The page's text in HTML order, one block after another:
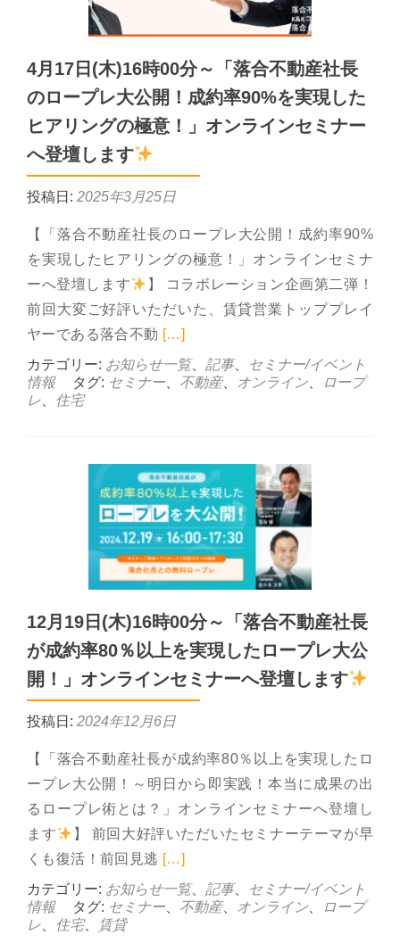
4月17日(木)16時00分～「落合不動産社長
のロープレ大公開！成約率90%を実現した
ヒアリングの極意！」オンラインセミナー
へ登壇します
投稿日: 2025年3月25日
【「落合不動産社長のロープレ大公開！成約率90%
を実現したヒアリングの極意！」オンラインセミナ
ーへ登壇します
】 コラボレーション企画第二弾！
前回大変ご好評いただいた、賃貸営業トッププレイ
ヤーである落合不動 Read more about 4月17日(木)16時
[…]
カテゴリー: お知らせ一覧、 記事、
セミナー/イベント
情報
タグ: セミナー 不動産、 オンライン
ロープ
レ
住宅
12月19日(木)16時00分～「落合不動産社長
が成約率80％以上を実現したロープレ大公
開！」オンラインセミナーへ登壇します
投稿日: 2024年12月6日
【「落合不動産社長が成約率80％以上を実現したロ
ープレ大公開！～明日から即実践！本当に成果の出
るロープレ術とは？」オンラインセミナーへ登壇し
ます
】 前回大好評いただいたセミナーテーマが早
くも復活！前回見逃 Read more about 12月19日(木)16
[…]
カテゴリー: お知らせ一覧、 記事、
セミナー/イベント
情報
タグ: セミナー 不動産、 オンライン
ロープ
レ
住宅、 賃貸